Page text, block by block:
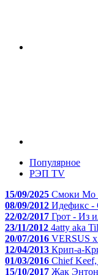
Популярное
РЭП TV
15/09/2025 Смоки Мо
08/09/2012 Идефикс -
22/02/2017 Грот - Из
23/11/2012 4atty aka
20/07/2016 VERSUS
12/04/2013 Крип-а-
01/03/2016 Chief
15/10/2017 Жак